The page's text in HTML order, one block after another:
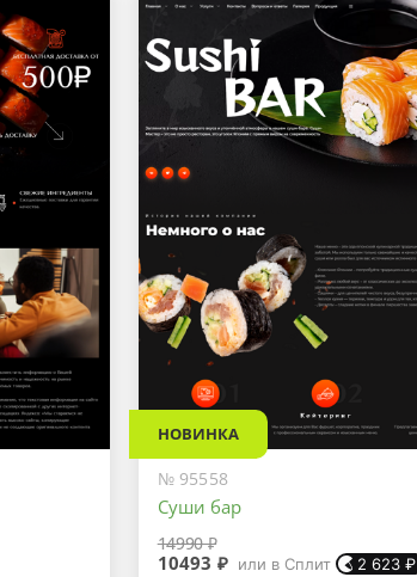
НОВИНКА
№ 95558
Суши бар
14990 ₽
10493 ₽ или в Сплит 2 623 ₽